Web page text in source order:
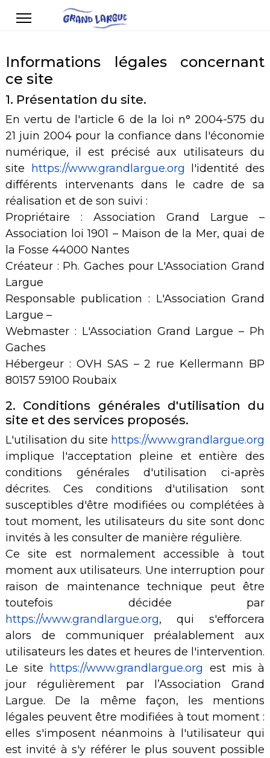
Informations légales concernant
ce site
1. Présentation du site.
En vertu de l'article 6 de la loi n° 2004-575 du
21 juin 2004 pour la confiance dans l'économie
numérique, il est précisé aux utilisateurs du
site
https://www.grandlargue.org l'identité des
différents intervenants dans le cadre de sa
réalisation et de son suivi :
Propriétaire : Association Grand Largue –
Association loi 1901 – Maison de la Mer, quai de
la Fosse 44000 Nantes
Créateur : Ph. Gaches pour L'Association Grand
Largue
Responsable publication : L'Association Grand
Largue –
Webmaster : L'Association Grand Largue – Ph
Gaches
Hébergeur : OVH SAS – 2 rue Kellermann BP
80157 59100 Roubaix
2. Conditions générales d'utilisation du
site et des services proposés.
L'utilisation du site https://www.grandlargue.org
implique l'acceptation pleine et entière des
conditions générales d'utilisation ci-après
décrites. Ces conditions d'utilisation sont
susceptibles d'être modifiées ou complétées à
tout moment, les utilisateurs du site sont donc
invités à les consulter de manière régulière.
Ce site est normalement accessible à tout
moment aux utilisateurs. Une interruption pour
raison de maintenance technique peut être
toutefois décidée par
https://www.grandlargue.org, qui s'efforcera
alors de communiquer préalablement aux
utilisateurs les dates et heures de l'intervention.
Le site
https://www.grandlargue.org est mis à
jour régulièrement par l’Association Grand
Largue. De la même façon, les mentions
légales peuvent être modifiées à tout moment :
elles s'imposent néanmoins à l'utilisateur qui
est invité à s'y référer le plus souvent possible